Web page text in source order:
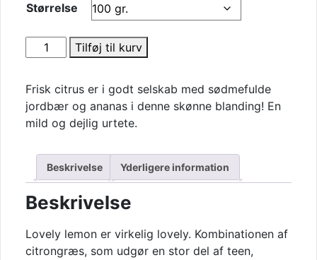
Størrelse
Lovely
Lemon
Tilføj til kurv
Frisk citrus er i godt selskab med sødmefulde
jordbær og ananas i denne skønne blanding! En
mild og dejlig urtete.
Beskrivelse Yderligere information
Beskrivelse
Lovely lemon er virkelig lovely. Kombinationen af
citrongræs, som udgør en stor del af teen,